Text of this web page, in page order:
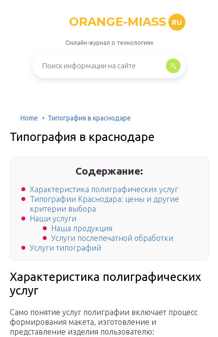
ORANGE-MIASS RU
Онлайн-журнал о технологиях
Home Типография в краснодаре
Типография в краснодаре
Содержание:
Характеристика полиграфических услуг
Типографии Краснодара: цены и другие
критерии выбора
Наши услуги
Наша продукция
Услуги послепечатной обработки
Услуги типографий
Характеристика полиграфических
услуг
Само понятие услуг полиграфии включает процесс
формирования макета, изготовление и
представление изделия пользователю: